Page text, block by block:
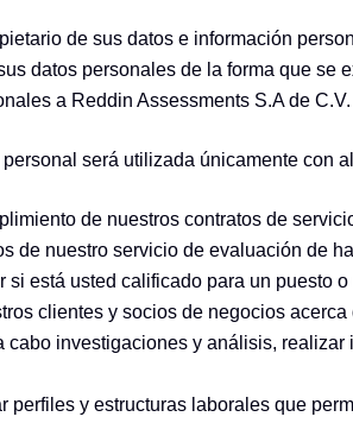
de sus datos e información
datos personales de la forma que se
a Reddin Assessments S.A de C.V.
será utilizada únicamente con
de nuestros contratos de
de nuestro servicio de evaluación de
si está usted calificado para un puesto
clientes y socios de negocios
cabo investigaciones y análisis,
perfiles y estructuras laborales que